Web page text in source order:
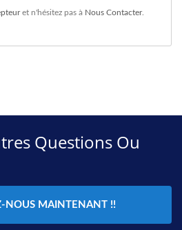
et n'hésitez pas à Nous Contacter.
Questions Ou
NOUS MAINTENANT !!